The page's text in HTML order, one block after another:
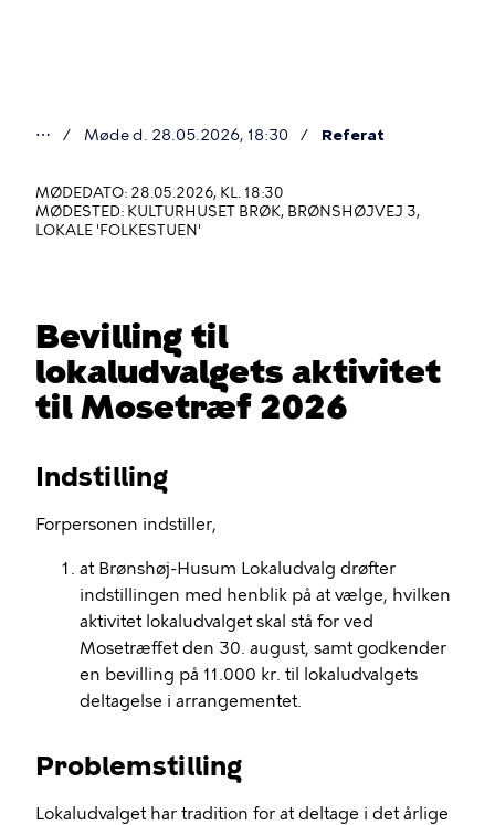
er
her
⋯ Møde d. 28.05.2026, 18:30 Referat
MØDEDATO: 28.05.2026, KL. 18:30
MØDESTED: KULTURHUSET BRØK, BRØNSHØJVEJ 3,
LOKALE 'FOLKESTUEN'
Bevilling til
lokaludvalgets aktivitet
til Mosetræf 2026
Indstilling
Forpersonen indstiller,
at Brønshøj-Husum Lokaludvalg drøfter
indstillingen med henblik på at vælge, hvilken
aktivitet lokaludvalget skal stå for ved
Mosetræffet den 30. august, samt godkender
en bevilling på 11.000 kr. til lokaludvalgets
deltagelse i arrangementet.
Problemstilling
Lokaludvalget har tradition for at deltage i det årlige